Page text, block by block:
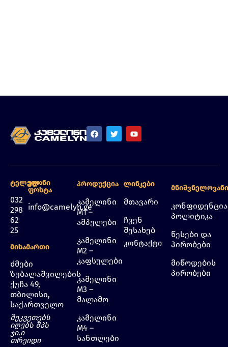
Ტელეფონი
032
298
62
25
Ელ.
Ფოსტა
info@camelyn.ge
Მისამართი
ძმები
ზუბალაშვილების
ქუჩა 49,
თბილისი,
საქართველო
შეკვეთებს
იღებს შპს
ჯი.ი
თრეიდი
Პროდუქცია
კამელინი
M1 –
ამპულები
კამელინი
M2 –
კაფსულები
კამელინი
M3 –
მალამო
კამელინი
M4 –
სანთლები
Ლინკები
მთავარი
ჩვენ
შესახებ
კონტაქტი
Მნიშვნელოვანი
პოლიტიკა
წესები და
პირობები
მიწოდების
პირობები